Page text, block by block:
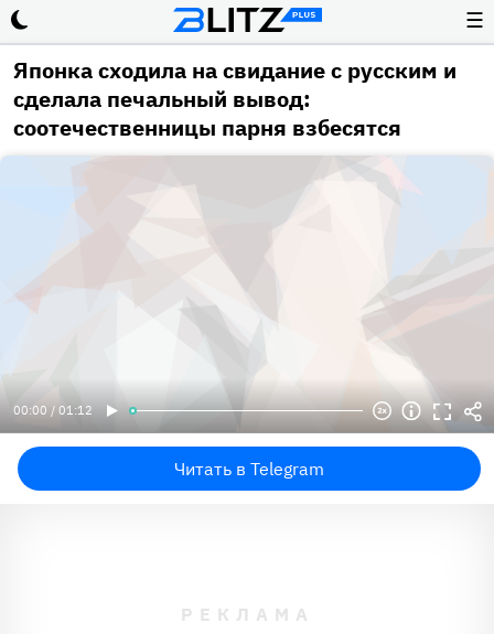
☰
Японка сходила на свидание с русским и
сделала печальный вывод:
соотечественницы парня взбесятся
00:00 / 01:12
Читать в Telegram